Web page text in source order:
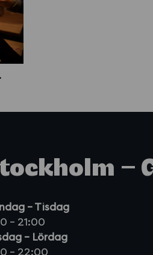
–
– Tisdag
– 21:00
– Lördag
– 22:00